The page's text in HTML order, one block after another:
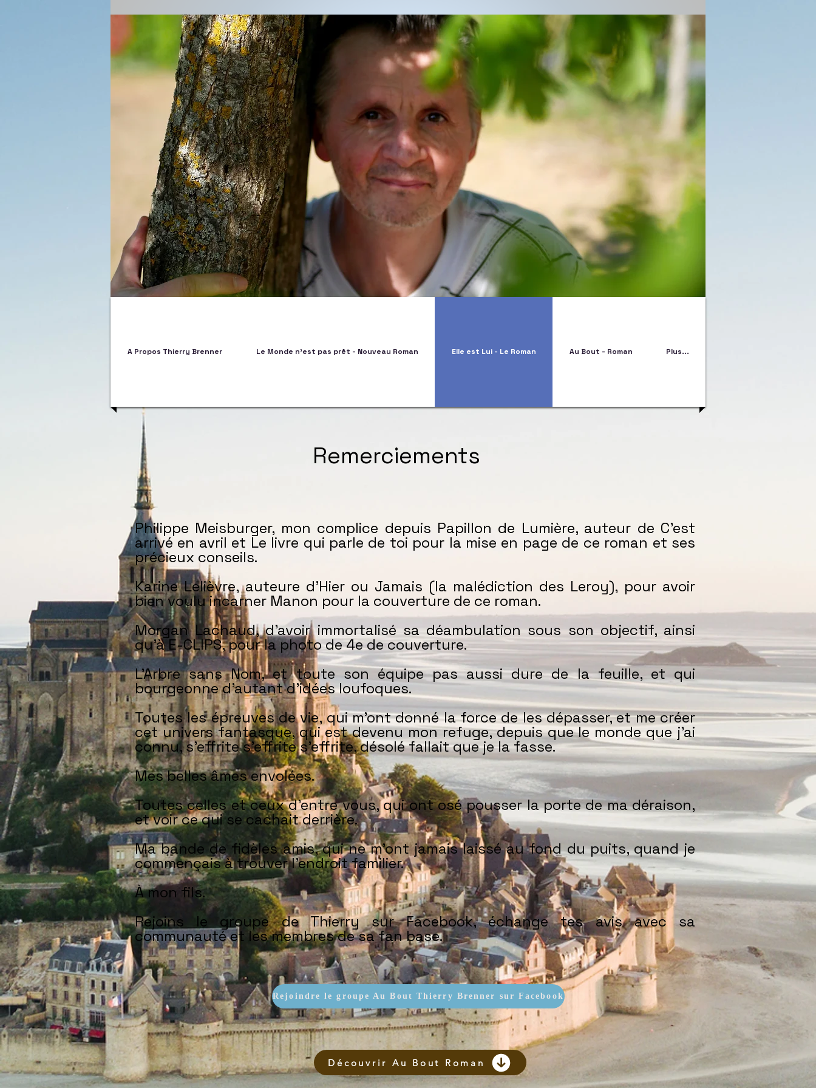
A Propos Thierry Brenner Le Monde n'est pas prêt - Nouveau Roman Elle est Lui - Le Roman Au Bout - Roman Plus...
Remerciements
Philippe Meisburger, mon complice depuis Papillon de Lumière, auteur de C’est
arrivé en avril et Le livre qui parle de toi pour la mise en page de ce roman et ses
précieux conseils.
Karine Lelièvre, auteure d’Hier ou Jamais (la malédiction des Leroy), pour avoir
bien voulu incarner Manon pour la couverture de ce roman.
Morgan Lachaud, d’avoir immortalisé sa déambulation sous son objectif, ainsi
qu’à E-CLIPS, pour la photo de 4e de couverture.
L’Arbre sans Nom, et toute son équipe pas aussi dure de la feuille, et qui
bourgeonne d’autant d’idées loufoques.
Toutes les épreuves de vie, qui m’ont donné la force de les dépasser, et me créer
cet univers fantasque, qui est devenu mon refuge, depuis que le monde que j’ai
connu, s’effrite s’effrite s’effrite, désolé fallait que je la fasse.
Mes belles âmes envolées.
Toutes celles et ceux d’entre vous, qui ont osé pousser la porte de ma déraison,
et voir ce qui se cachait derrière.
Ma bande de fidèles amis, qui ne m’ont jamais laissé au fond du puits, quand je
commençais à trouver l’endroit familier.
À mon fils.
Rejoins le groupe de Thierry sur Facebook, échange tes avis avec sa
communauté et les membres de sa fan base.
Rejoindre le groupe Au Bout Thierry Brenner sur Facebook
Découvrir Au Bout Roman